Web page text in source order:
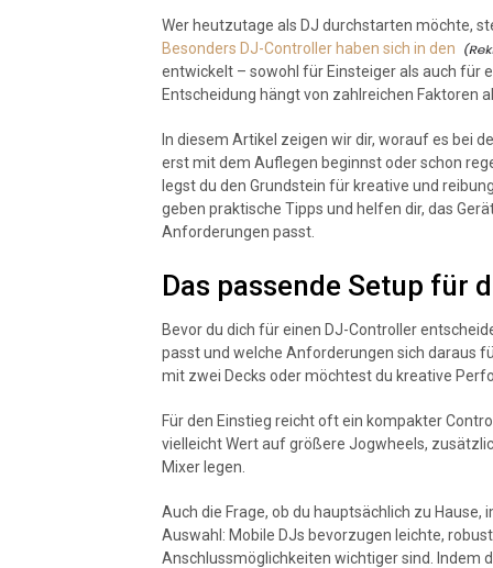
Wer heutzutage als DJ durchstarten möchte,
Besonders DJ-Controller haben sich in den
entwickelt – sowohl für Einsteiger als auch für
Entscheidung hängt von zahlreichen Faktoren
In diesem Artikel zeigen wir dir, worauf es bei
erst mit dem Auflegen beginnst oder schon
legst du den Grundstein für kreative und
geben praktische Tipps und helfen dir, das
Anforderungen passt.
Das passende Setup für
Bevor du dich für einen DJ-Controller
passt und welche Anforderungen sich daraus
mit zwei Decks oder möchtest du kreative
Für den Einstieg reicht oft ein kompakter
vielleicht Wert auf größere Jogwheels,
Mixer legen.
Auch die Frage, ob du hauptsächlich zu
Auswahl: Mobile DJs bevorzugen leichte,
Anschlussmöglichkeiten wichtiger sind. Indem